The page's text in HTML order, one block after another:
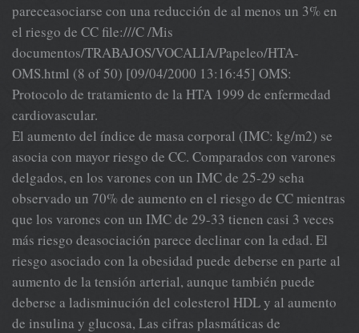
pareceasociarse con una reducción de al menos un 3% en
el riesgo de CC file:///C /Mis
documentos/TRABAJOS/VOCALIA/Papeleo/HTA-
OMS.html (8 of 50) [09/04/2000 13:16:45] OMS:
Protocolo de tratamiento de la HTA 1999 de enfermedad
cardiovascular.
El aumento del índice de masa corporal (IMC: kg/m2) se
asocia con mayor riesgo de CC. Comparados con varones
delgados, en los varones con un IMC de 25-29 seha
observado un 70% de aumento en el riesgo de CC mientras
que los varones con un IMC de 29-33 tienen casi 3 veces
más riesgo deasociación parece declinar con la edad. El
riesgo asociado con la obesidad puede deberse en parte al
aumento de la tensión arterial, aunque también puede
deberse a ladisminución del colesterol HDL y al aumento
de insulina y glucosa, Las cifras plasmáticas de